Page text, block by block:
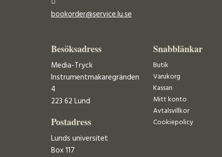
bookorder@service.lu.se
Besöksadress
Media-Tryck
Instrumentmakaregränden
4
223 62 Lund
Postadress
Lunds universitet
Box 117
Snabblänkar
Butik
Varukorg
Kassan
Mitt konto
Avtalsvillkor
Cookiepolicy